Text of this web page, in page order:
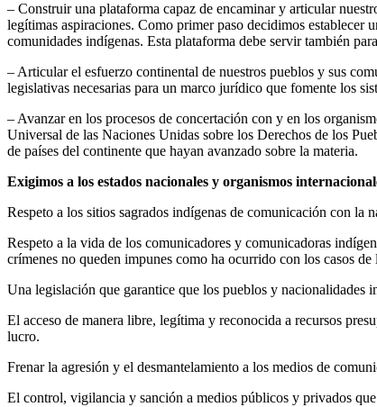
– Construir una plataforma capaz de encaminar y articular
legítimas aspiraciones. Como primer paso decidimos establecer
comunidades indígenas. Esta plataforma debe servir también
– Articular el esfuerzo continental de nuestros pueblos y sus
legislativas necesarias para un marco jurídico que fomente los
– Avanzar en los procesos de concertación con y en los
Universal de las Naciones Unidas sobre los Derechos de los
de países del continente que hayan avanzado sobre la materia.
Exigimos a los estados nacionales y organismos
Respeto a los sitios sagrados indígenas de comunicación con
Respeto a la vida de los comunicadores y comunicadoras
crímenes no queden impunes como ha ocurrido con los casos
Una legislación que garantice que los pueblos y nacionalidades
El acceso de manera libre, legítima y reconocida a recursos
lucro.
Frenar la agresión y el desmantelamiento a los medios de
El control, vigilancia y sanción a medios públicos y privados